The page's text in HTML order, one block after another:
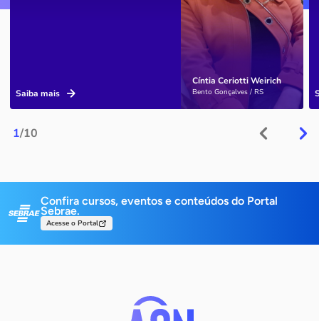
1/10
Cíntia Ceriotti Weirich
Bento Gonçalves / RS
Saiba mais
Confira cursos, eventos e conteúdos do Portal
Sebrae.
Acesse o Portal